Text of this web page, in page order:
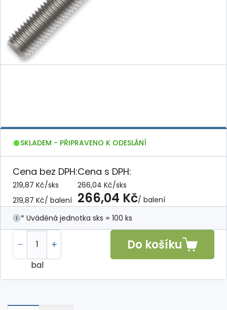
SKLADEM - PŘIPRAVENO K ODESLÁNÍ
Cena bez DPH:
219,87 Kč/sks
219,87 Kč/ balení
Cena s DPH:
266,04 Kč/sks
266,04 Kč/ balení
* Uváděná jednotka sks = 100 ks
bal
Do košíku